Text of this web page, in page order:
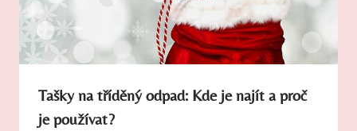
Tašky na tříděný odpad: Kde je najít a proč
je používat?